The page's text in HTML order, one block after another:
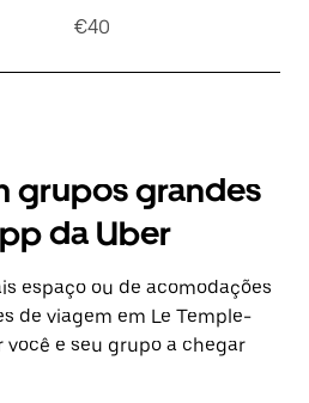
€40
grupos grandes
da Uber
espaço ou de acomodações
de viagem em Le Temple-
você e seu grupo a chegar